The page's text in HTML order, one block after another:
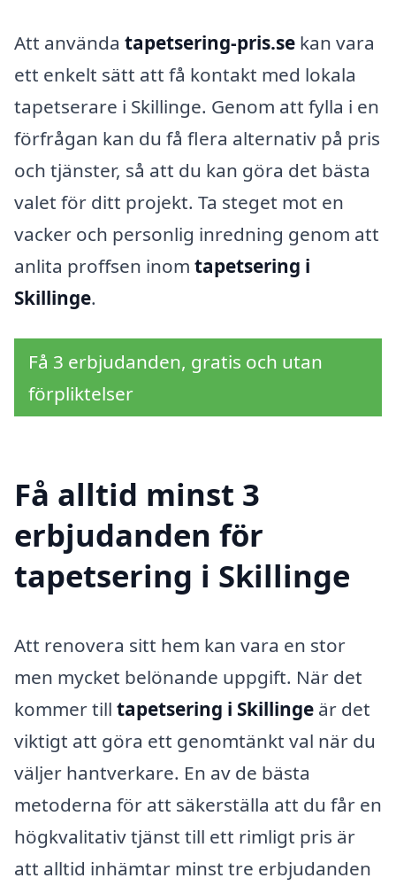
Att använda tapetsering-pris.se kan vara
ett enkelt sätt att få kontakt med lokala
tapetserare i Skillinge. Genom att fylla i en
förfrågan kan du få flera alternativ på pris
och tjänster, så att du kan göra det bästa
valet för ditt projekt. Ta steget mot en
vacker och personlig inredning genom att
anlita proffsen inom tapetsering i
Skillinge.
Få 3 erbjudanden, gratis och utan
förpliktelser
Få alltid minst 3
erbjudanden för
tapetsering i Skillinge
Att renovera sitt hem kan vara en stor
men mycket belönande uppgift. När det
kommer till tapetsering i Skillinge är det
viktigt att göra ett genomtänkt val när du
väljer hantverkare. En av de bästa
metoderna för att säkerställa att du får en
högkvalitativ tjänst till ett rimligt pris är
att alltid inhämtar minst tre erbjudanden